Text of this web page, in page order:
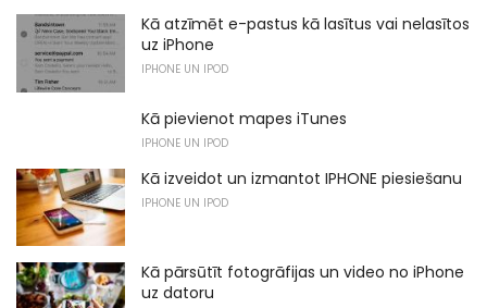
Kā atzīmēt e-pastus kā lasītus vai nelasītos
uz iPhone
IPHONE UN IPOD
Kā pievienot mapes iTunes
IPHONE UN IPOD
Kā izveidot un izmantot IPHONE piesiešanu
IPHONE UN IPOD
Kā pārsūtīt fotogrāfijas un video no iPhone
uz datoru